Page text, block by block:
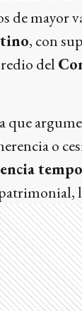
de mayor
, con
del
que
o